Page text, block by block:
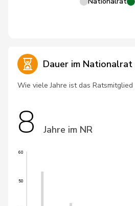
Dauer im Nationalrat
Wie viele Jahre ist das Ratsmitglied
8 Jahre im NR
50
60